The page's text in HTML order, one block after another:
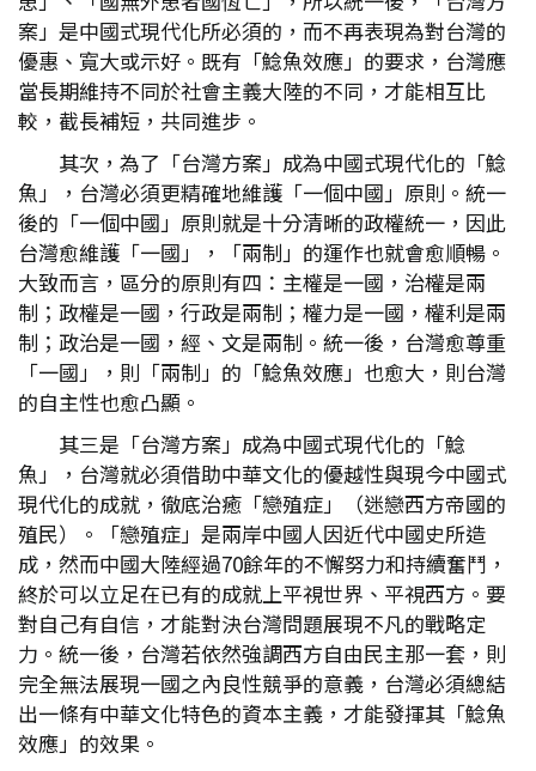
案」是中國式現代化所必須的，而不再表現為對台灣的
優惠、寬大或示好。既有「鯰魚效應」的要求，台灣應
當長期維持不同於社會主義大陸的不同，才能相互比
較，截長補短，共同進步。
其次，為了「台灣方案」成為中國式現代化的「鯰
魚」，台灣必須更精確地維護「一個中國」原則。統一
後的「一個中國」原則就是十分清晰的政權統一，因此
台灣愈維護「一國」，「兩制」的運作也就會愈順暢。
大致而言，區分的原則有四：主權是一國，治權是兩
制；政權是一國，行政是兩制；權力是一國，權利是兩
制；政治是一國，經、文是兩制。統一後，台灣愈尊重
「一國」，則「兩制」的「鯰魚效應」也愈大，則台灣
的自主性也愈凸顯。
其三是「台灣方案」成為中國式現代化的「鯰
魚」，台灣就必須借助中華文化的優越性與現今中國式
現代化的成就，徹底治癒「戀殖症」（迷戀西方帝國的
殖民）。「戀殖症」是兩岸中國人因近代中國史所造
成，然而中國大陸經過70餘年的不懈努力和持續奮鬥，
終於可以立足在已有的成就上平視世界、平視西方。要
對自己有自信，才能對決台灣問題展現不凡的戰略定
力。統一後，台灣若依然強調西方自由民主那一套，則
完全無法展現一國之內良性競爭的意義，台灣必須總結
出一條有中華文化特色的資本主義，才能發揮其「鯰魚
效應」的效果。